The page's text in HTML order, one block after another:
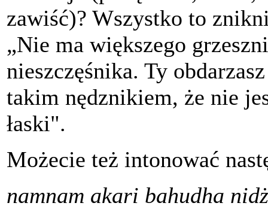
zawiść)? Wszystko to
„Nie ma większego
nieszczęśnika. Ty
takim nędznikiem, że nie
łaski".
Możecie też intonować
namnam akari bahudha